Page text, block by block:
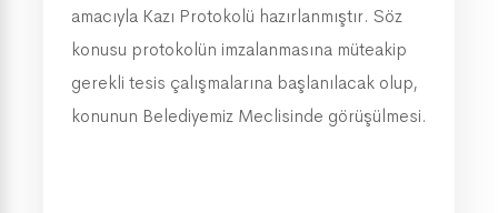
amacıyla Kazı Protokolü hazırlanmıştır. Söz
konusu protokolün imzalanmasına müteakip
gerekli tesis çalışmalarına başlanılacak olup,
konunun Belediyemiz Meclisinde görüşülmesi.